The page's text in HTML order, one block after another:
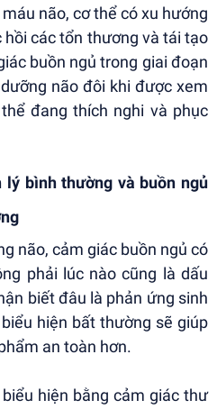
não, cơ thể có xu hướng
hồi các tổn thương và tái tạo
buồn ngủ trong giai đoạn
não đôi khi được xem
đang thích nghi và phục
lý bình thường và buồn ngủ
não, cảm giác buồn ngủ có
phải lúc nào cũng là dấu
biết đâu là phản ứng sinh
hiện bất thường sẽ giúp
an toàn hơn.
hiện bằng cảm giác thư